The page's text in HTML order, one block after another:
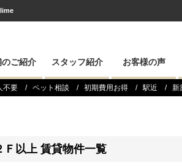
のご紹介 スタッフ紹介 お客様の声
不要 ペット相談 初期費用お得 駅近 新
Ｆ以上 賃貸物件一覧